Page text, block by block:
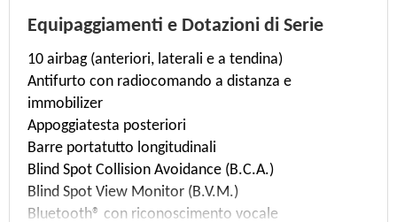
posteriori ribaltati.
Configurazione massima, con gli schienali dei
sedili posteriori ribaltati e tutto lo spazio
disponibile fino al tetto della vettura.
Velocità massima
196 Km/h
Accelerazione
9 sec. (da 0 a 100 Km/h)
Massa
1920 Kg
Rapporto Potenza/Tara
(176 KW/1,92 T)
Equipaggiamenti e Dotazioni di Serie
10 airbag (anteriori, laterali e a tendina)
Antifurto con radiocomando a distanza e
immobilizer
Appoggiatesta posteriori
Barre portatutto longitudinali
Blind Spot Collision Avoidance (B.C.A.)
Blind Spot View Monitor (B.V.M.)
Bluetooth® con riconoscimento vocale